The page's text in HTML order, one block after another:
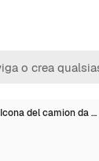
Icona del camion da …